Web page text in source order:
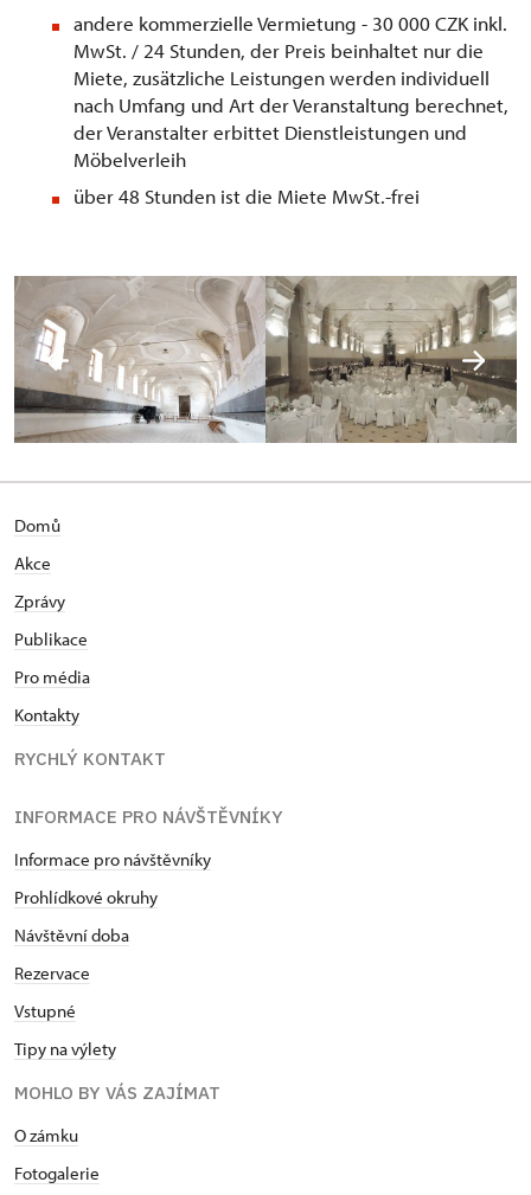
andere kommerzielle Vermietung - 30 000 CZK inkl.
MwSt. / 24 Stunden, der Preis beinhaltet nur die
Miete, zusätzliche Leistungen werden individuell
nach Umfang und Art der Veranstaltung berechnet,
der Veranstalter erbittet Dienstleistungen und
Möbelverleih
über 48 Stunden ist die Miete MwSt.-frei
Domů
Akce
Zprávy
Publikace
Pro média
Kontakty
RYCHLÝ KONTAKT
INFORMACE PRO NÁVŠTĚVNÍKY
Informace pro návštěvníky
Prohlídkové okruhy
Návštěvní doba
Rezervace
Vstupné
Tipy na výlety
MOHLO BY VÁS ZAJÍMAT
O zámku
Fotogalerie